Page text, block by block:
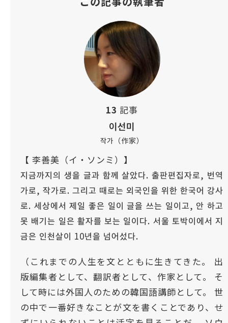
13 記事
이선미
작가（作家）
【 李善美（イ・ソンミ）】
지금까지의 생을 글과 함께 살았다. 출판편집자로, 번역
가로, 작가로. 그리고 때로는 외국인을 위한 한국어 강사
로. 세상에서 제일 좋은 일이 글을 쓰는 일이고, 안 하고
못 배기는 일은 활자를 보는 일이다. 서울 토박이에서 지
금은 인천살이 10년을 넘어섰다.
（これまでの人生を文とともに生きてきた。 出
版編集者として、翻訳者として、作家として。 そ
して時には外国人のための韓国語講師として。 世
の中で一番好きなことが文を書くことであり、せ